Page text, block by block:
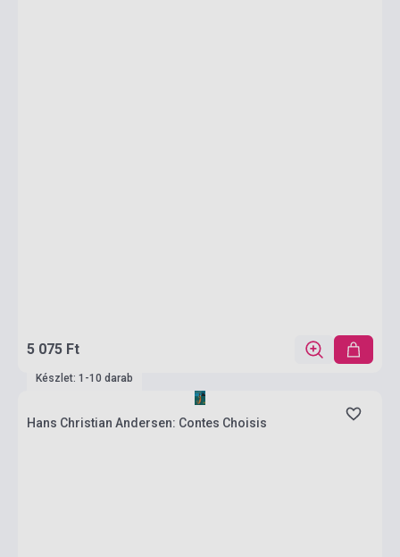
5 075 Ft
Készlet: 1-10 darab
Hans Christian Andersen: Contes Choisis